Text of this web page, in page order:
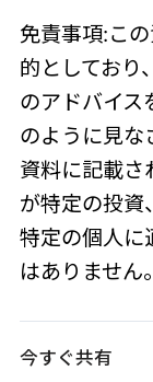
免責事項:こ
的としており
のアドバイス
のように見な
資料に記載さ
が特定の投資
特定の個人に
はありません。
今すぐ共有